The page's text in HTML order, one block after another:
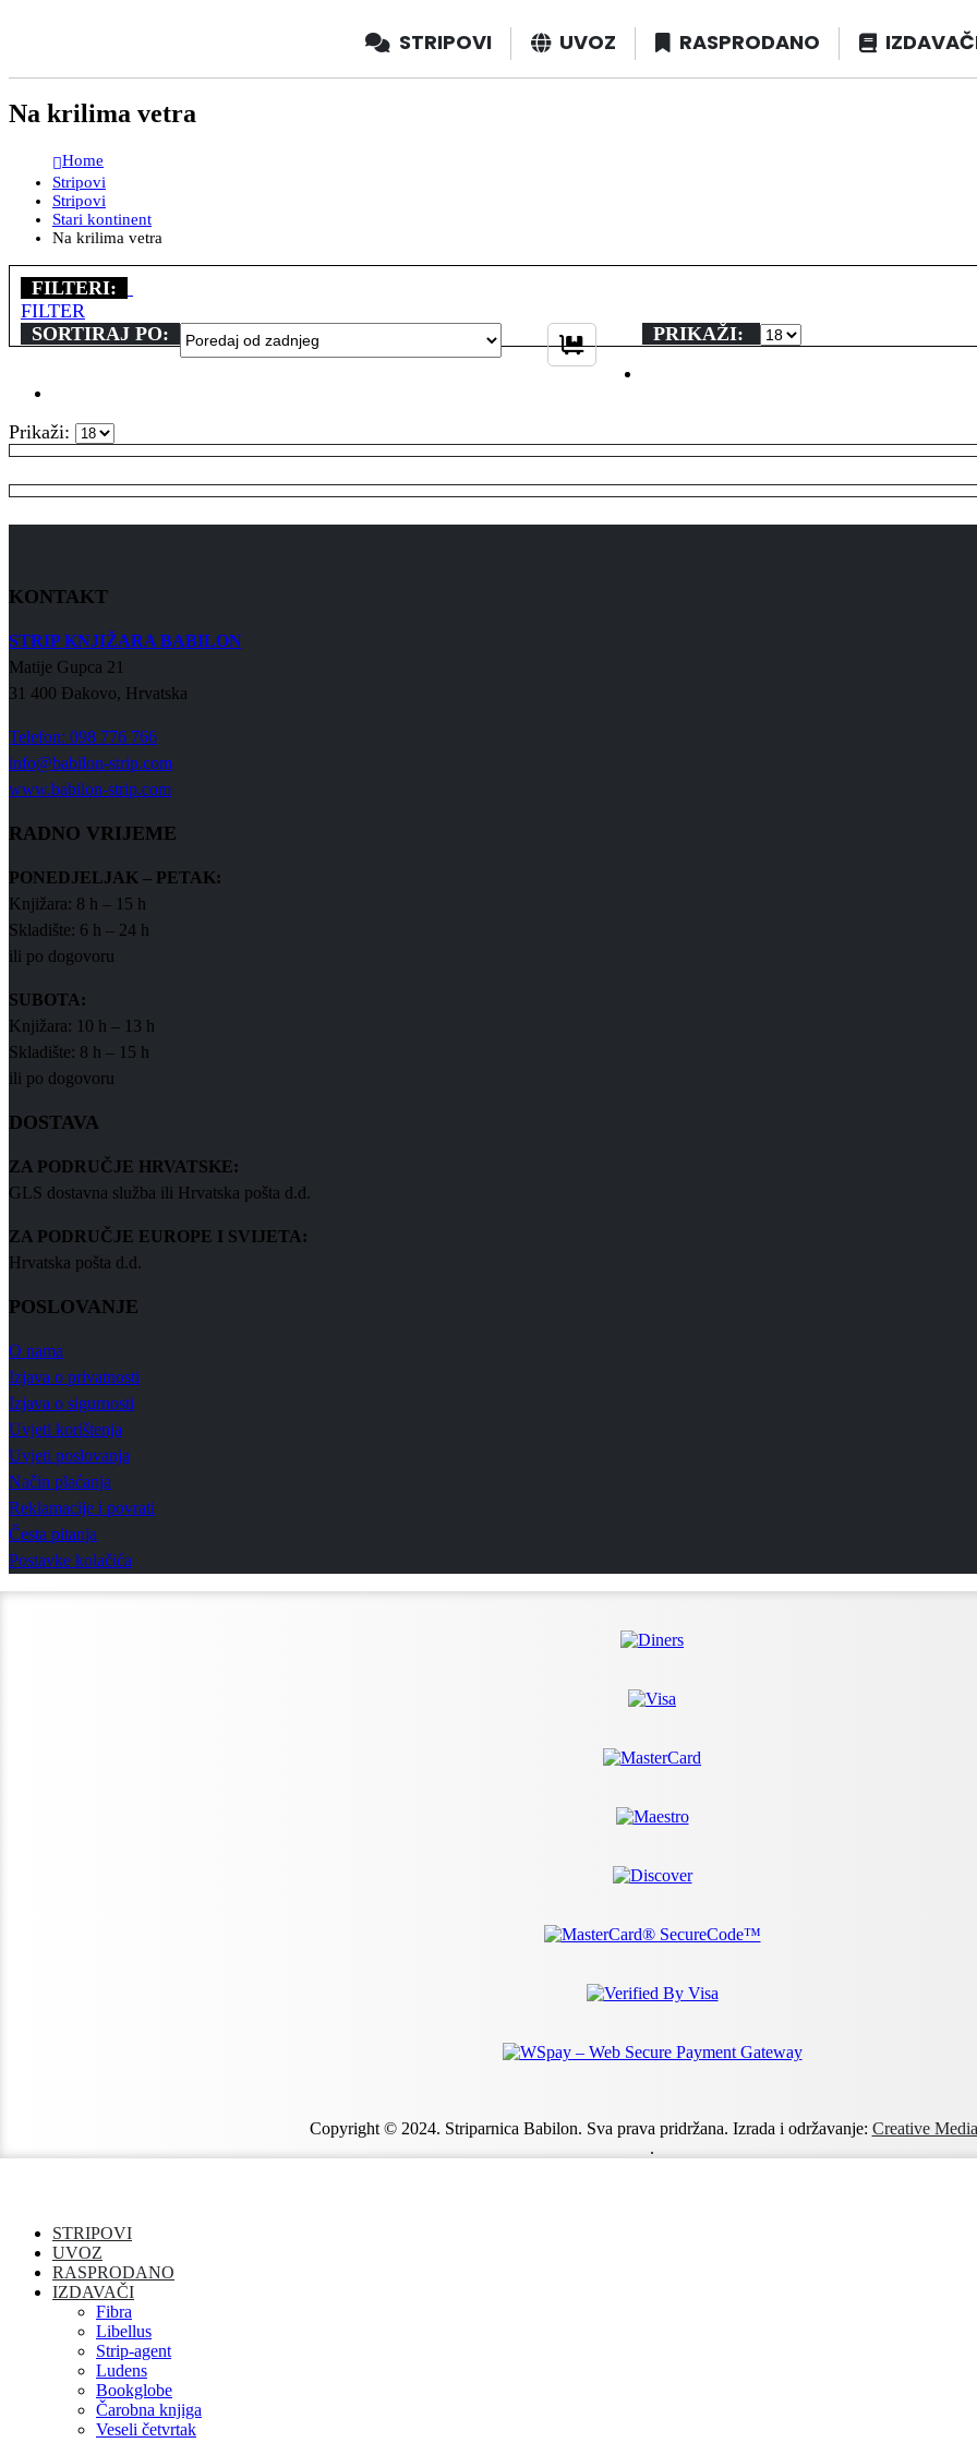
STRIPOVI UVOZ RASPRODANO
Na krilima vetra
Home
Stripovi
Stripovi
Stari kontinent
Na krilima vetra
FILTERI:
FILTER
SORTIRAJ PO:
PRIKAŽI:
Prikaži:
KONTAKT
STRIP KNJIŽARA BABILON
Matije Gupca 21
31 400 Đakovo, Hrvatska
Telefon: 098 776 766
info@babilon-strip.com
www.babilon-strip.com
RADNO VRIJEME
PONEDJELJAK – PETAK:
Knjižara: 8 h – 15 h
Skladište: 6 h – 24 h
ili po dogovoru
SUBOTA:
Knjižara: 10 h – 13 h
Skladište: 8 h – 15 h
ili po dogovoru
DOSTAVA
ZA PODRUČJE HRVATSKE:
GLS dostavna služba ili Hrvatska pošta d.d.
ZA PODRUČJE EUROPE I SVIJETA:
Hrvatska pošta d.d.
POSLOVANJE
O nama
Izjava o privatnosti
Izjava o sigurnosti
Uvjeti korištenja
Uvjeti poslovanja
Način plaćanja
Reklamacije i povrati
Česta pitanja
Postavke kolačića
Copyright © 2024. Striparnica Babilon. Sva prava pridržana. Izrada i održavanje: Creative
.
STRIPOVI
UVOZ
RASPRODANO
IZDAVAČI
Fibra
Libellus
Strip-agent
Ludens
Bookglobe
Čarobna knjiga
Veseli četvrtak